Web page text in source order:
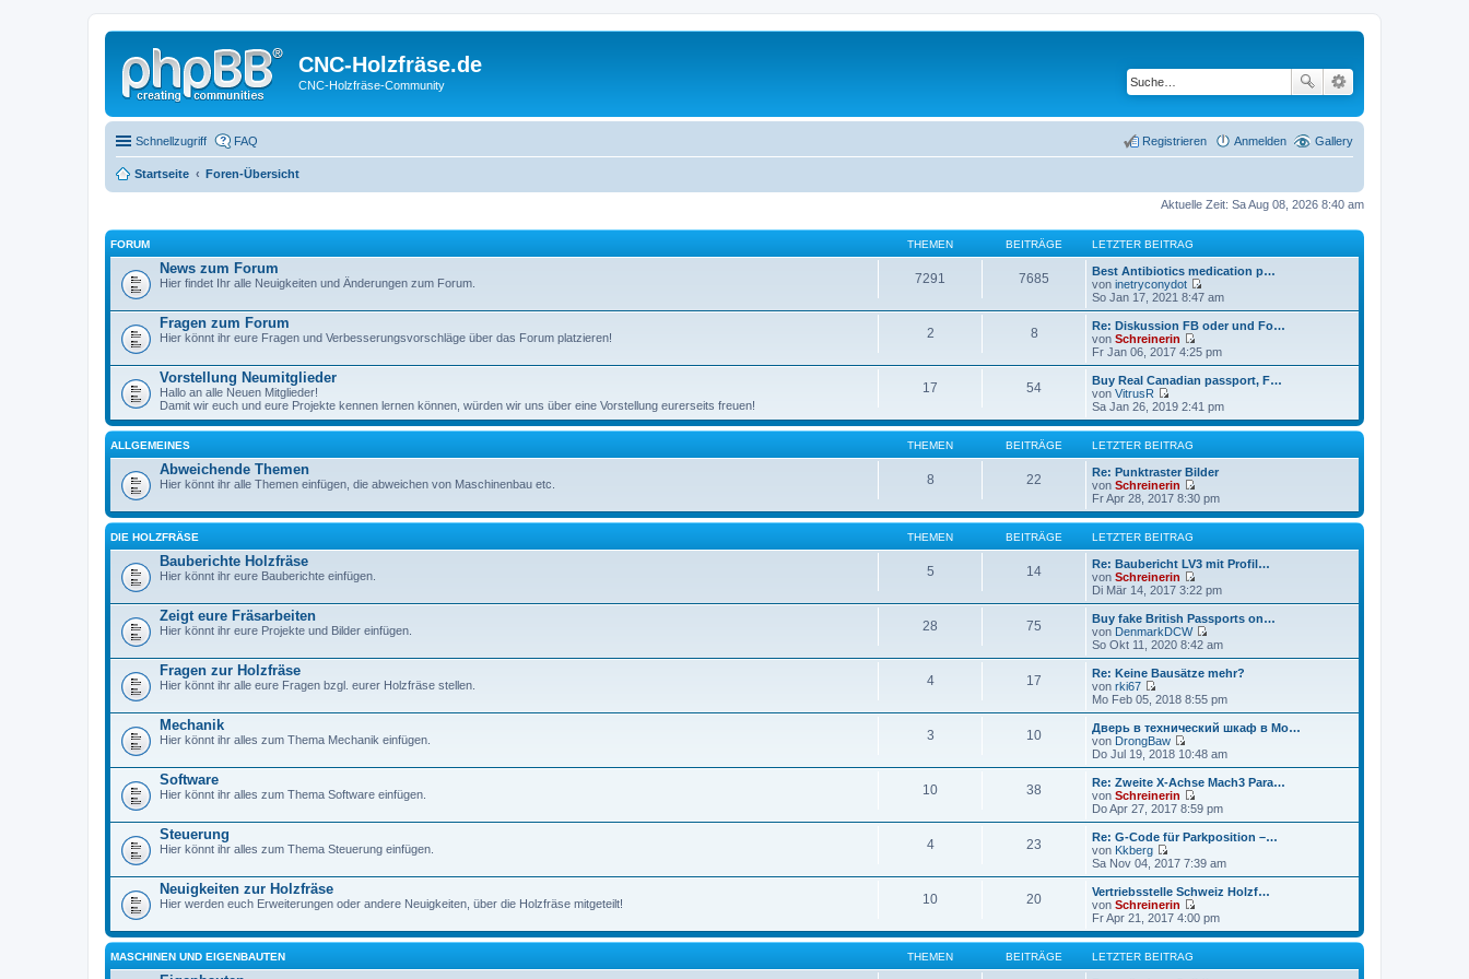
CNC-Holzfräse.de
CNC-Holzfräse-Community
Schnellzugriff Gallery
FAQ Anmelden
Registrieren
Startseite Foren-Übersicht
Aktuelle Zeit: Sa Aug 08, 2026 8:40 am
FORUM THEMEN BEITRÄGE LETZTER BEITRAG
News zum Forum
Hier findet Ihr alle Neuigkeiten und Änderungen zum Forum. 7291 7685
Best Antibiotics medication p…
von inetryconydot
N
e
u
e
s
r
e
i
a
g
So Jan 17, 2021 8:47 am
Fragen zum Forum
Hier könnt ihr eure Fragen und Verbesserungsvorschläge über das Forum platzieren! 2 8
Re: Diskussion FB oder und Fo…
von Schreinerin
N
e
u
e
s
t
e
e
i
t
r
a
Fr Jan 06, 2017 4:25 pm
Vorstellung Neumitglieder
Hallo an alle Neuen Mitglieder!
Damit wir euch und eure Projekte kennen lernen können, würden wir uns über eine Vorstellung eurerseits freuen!
17 54
Buy Real Canadian passport, F…
von VitrusR
N
e
u
e
s
t
e
r
B
e
i
t
r
a
g
Sa Jan 26, 2019 2:41 pm
ALLGEMEINES THEMEN BEITRÄGE LETZTER BEITRAG
Abweichende Themen
Hier könnt ihr alle Themen einfügen, die abweichen von Maschinenbau etc. 8 22
Re: Punktraster Bilder
von Schreinerin
N
e
u
s
t
r
B
e
i
t
r
g
Fr Apr 28, 2017 8:30 pm
DIE HOLZFRÄSE THEMEN BEITRÄGE LETZTER BEITRAG
Bauberichte Holzfräse
Hier könnt ihr eure Bauberichte einfügen. 5 14
Re: Baubericht LV3 mit Profil…
von Schreinerin
N
e
u
e
s
t
r
B
e
t
a
g
Di Mär 14, 2017 3:22 pm
Zeigt eure Fräsarbeiten
Hier könnt ihr eure Projekte und Bilder einfügen. 28 75
Buy fake British Passports on…
von DenmarkDCW
N
e
u
e
s
e
r
e
t
a
g
So Okt 11, 2020 8:42 am
Fragen zur Holzfräse
Hier könnt ihr alle eure Fragen bzgl. eurer Holzfräse stellen. 4 17
Re: Keine Bausätze mehr?
von rki67
N
e
u
e
s
t
e
r
B
e
t
r
a
g
Mo Feb 05, 2018 8:55 pm
Mechanik
Hier könnt ihr alles zum Thema Mechanik einfügen. 3 10
Дверь в технический шкаф в Мо…
von DrongBaw
N
e
u
e
s
t
e
B
e
t
r
a
g
Do Jul 19, 2018 10:48 am
Software
Hier könnt ihr alles zum Thema Software einfügen. 10 38
Re: Zweite X-Achse Mach3 Para…
von Schreinerin
N
e
u
e
s
t
r
B
e
i
Do Apr 27, 2017 8:59 pm
Steuerung
Hier könnt ihr alles zum Thema Steuerung einfügen. 4 23
Re: G-Code für Parkposition –…
von Kkberg
N
e
u
e
s
t
e
r
Sa Nov 04, 2017 7:39 am
Neuigkeiten zur Holzfräse
Hier werden euch Erweiterungen oder andere Neuigkeiten, über die Holzfräse mitgeteilt! 10 20
Vertriebsstelle Schweiz Holzf…
von Schreinerin
N
e
u
s
Fr Apr 21, 2017 4:00 pm
MASCHINEN UND EIGENBAUTEN THEMEN BEITRÄGE LETZTER BEITRAG